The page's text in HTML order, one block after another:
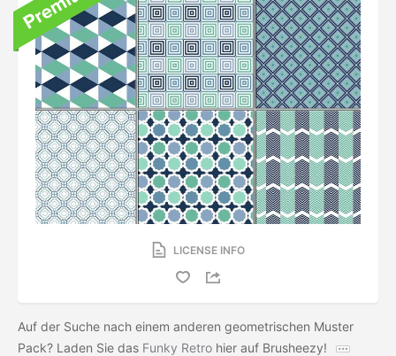
LICENSE INFO
Auf der Suche nach einem anderen geometrischen Muster
Pack? Laden Sie das Funky Retro hier auf Brusheezy!